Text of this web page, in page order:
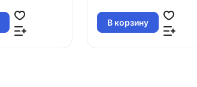
В корзину